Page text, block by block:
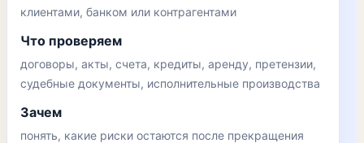
клиентами, банком или контрагентами
Что проверяем
договоры, акты, счета, кредиты, аренду, претензии,
судебные документы, исполнительные производства
Зачем
понять, какие риски остаются после прекращения